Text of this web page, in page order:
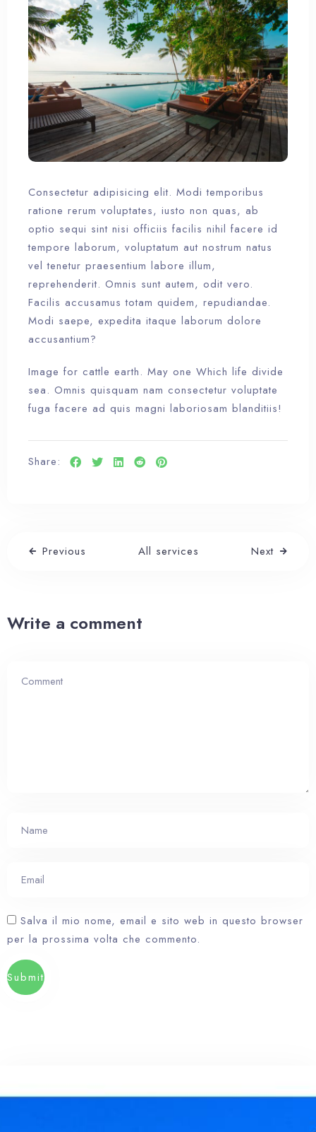
Consectetur adipisicing elit. Modi temporibus
ratione rerum voluptates, iusto non quas, ab
optio sequi sint nisi officiis facilis nihil facere id
tempore laborum, voluptatum aut nostrum natus
vel tenetur praesentium labore illum,
reprehenderit. Omnis sunt autem, odit vero.
Facilis accusamus totam quidem, repudiandae.
Modi saepe, expedita itaque laborum dolore
accusantium?
Image for cattle earth. May one Which life divide
sea. Omnis quisquam nam consectetur voluptate
fuga facere ad quis magni laboriosam blanditiis!
Share:
Previous All services Next
Write a comment
Salva il mio nome, email e sito web in questo browser
per la prossima volta che commento.
Submit
Check-in
Check-out
Adulti Bambini
Cerca